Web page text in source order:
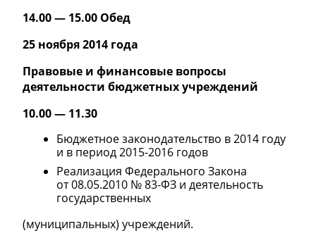
14.00 — 15.00 Обед
25 ноября 2014 года
Правовые и финансовые вопросы
деятельности бюджетных учреждений
10.00 — 11.30
Бюджетное законодательство в 2014 году
и в период2015-2016 годов
Реализация Федерального Закона
от 08.05.2010 №83-ФЗ и деятельность
государственных
(муниципальных) учреждений.